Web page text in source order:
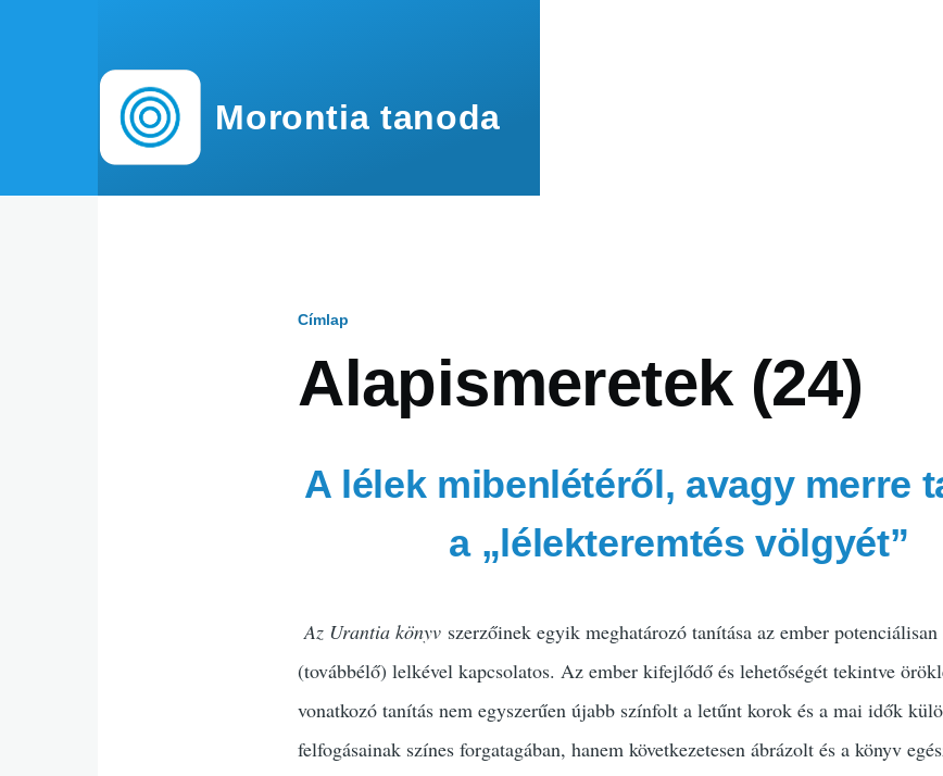
Morontia tanoda
Címlap
Alapismeretek (24)
A lélek mibenlétéről, avagy merre
a „lélekteremtés völgyét”
Az Urantia könyv szerzőinek egyik meghatározó tanítása az ember
(továbbélő) lelkével kapcsolatos. Az ember kifejlődő és lehetőségét tekintve
vonatkozó tanítás nem egyszerűen újabb színfolt a letűnt korok és a mai idők
felfogásainak színes forgatagában, hanem következetesen ábrázolt és a könyv